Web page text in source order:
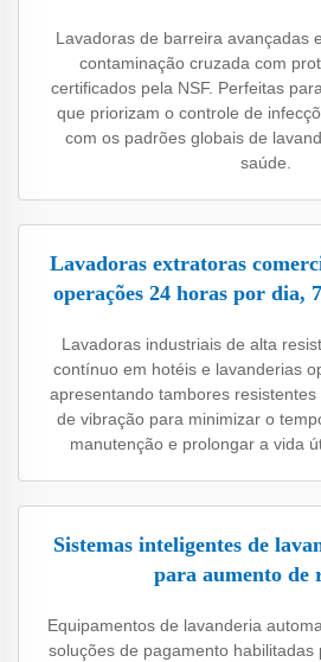
Lavadoras de barreira avançadas
contaminação cruzada com
certificados pela NSF. Perfeitas
que priorizam o controle de
com os padrões globais de
saúde.
Lavadoras extratoras
operações 24 horas por dia,
Lavadoras industriais de alta
contínuo em hotéis e lavanderias
apresentando tambores
de vibração para minimizar o
manutenção e prolongar a vida
Sistemas inteligentes de
para aumento de
Equipamentos de lavanderia
soluções de pagamento habilitadas